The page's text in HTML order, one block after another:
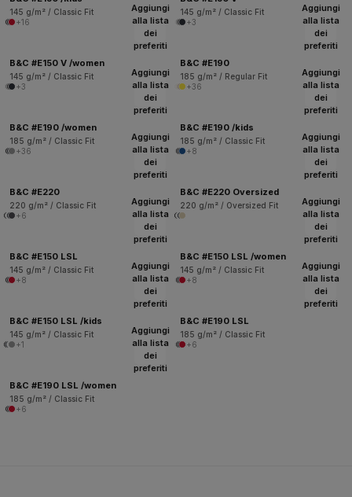
145 g/m² / Classic Fit
+16
145 g/m² / Classic Fit
+3
Aggiungi
alla lista
dei
preferiti
B&C #E150 V /women
145 g/m² / Classic Fit
+3
Aggiungi
alla lista
dei
preferiti
B&C #E190
185 g/m² / Regular Fit
+36
Aggiungi
alla lista
dei
preferiti
B&C #E190 /women
185 g/m² / Classic Fit
+36
Aggiungi
alla lista
dei
preferiti
B&C #E190 /kids
185 g/m² / Classic Fit
+8
Aggiungi
alla lista
dei
preferiti
B&C #E220
220 g/m² / Classic Fit
+6
Aggiungi
alla lista
dei
preferiti
B&C #E220 Oversized
220 g/m² / Oversized Fit
Aggiungi
alla lista
dei
preferiti
B&C #E150 LSL
145 g/m² / Classic Fit
+8
Aggiungi
alla lista
dei
preferiti
B&C #E150 LSL /women
145 g/m² / Classic Fit
+8
Aggiungi
alla lista
dei
preferiti
B&C #E150 LSL /kids
145 g/m² / Classic Fit
+1
Aggiungi
alla lista
dei
preferiti
B&C #E190 LSL
185 g/m² / Classic Fit
+6
Aggiungi
alla lista
dei
preferiti
B&C #E190 LSL /women
185 g/m² / Classic Fit
+6